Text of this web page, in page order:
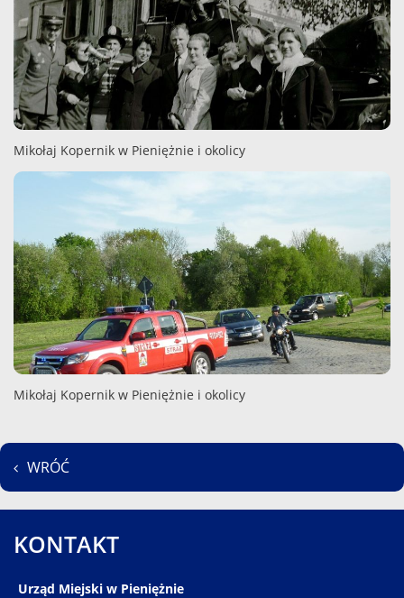
Mikołaj Kopernik w Pieniężnie i okolicy
Mikołaj Kopernik w Pieniężnie i okolicy
WRÓĆ
KONTAKT
Urząd Miejski w Pieniężnie